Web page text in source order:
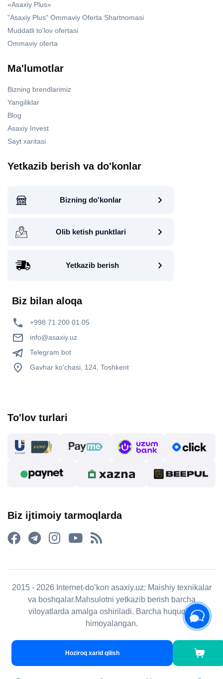
Hoziroq xarid qilish
«Asaxiy Plus»
"Asaxiy Plus" Ommaviy Oferta Shartnomasi
Muddatli to'lov ofertasi
Ommaviy oferta
Ma'lumotlar
Bizning brendlarimiz
Yangiliklar
Blog
Asaxiy Invest
Sayt xaritasi
Yetkazib berish va do'konlar
Bizning do'konlar
Olib ketish punktlari
Yetkazib berish
Biz bilan aloqa
+998 71 200 01 05
info@asaxiy.uz
Telegram bot
Gavhar ko'chasi, 124, Toshkent
To'lov turlari
Biz ijtimoiy tarmoqlarda
2015 - 2026 Internet-do’kon asaxiy.uz: Maishiy texnikalar
va boshqalar.Mahsulotni yetkazib berish barcha
viloyatlarda amalga oshiriladi. Barcha huquqlar
himoyalangan.